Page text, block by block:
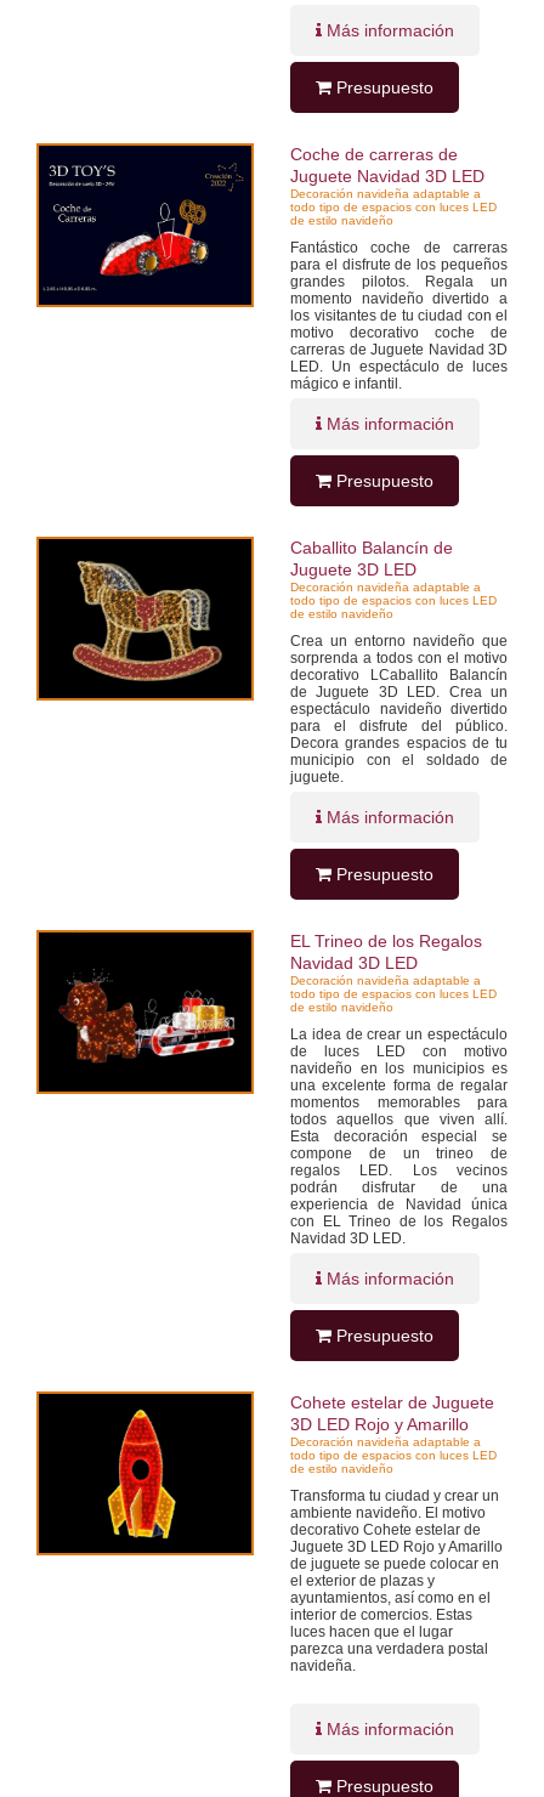
Más información
Presupuesto
Coche de carreras de
Juguete Navidad 3D LED
Decoración navideña adaptable a
todo tipo de espacios con luces LED
de estilo navideño
Fantástico coche de carreras
para el disfrute de los pequeños
grandes pilotos. Regala un
momento navideño divertido a
los visitantes de tu ciudad con el
motivo decorativo coche de
carreras de Juguete Navidad 3D
LED. Un espectáculo de luces
mágico e infantil.
Más información
Presupuesto
Caballito Balancín de
Juguete 3D LED
Decoración navideña adaptable a
todo tipo de espacios con luces LED
de estilo navideño
Crea un entorno navideño que
sorprenda a todos con el motivo
decorativo LCaballito Balancín
de Juguete 3D LED. Crea un
espectáculo navideño divertido
para el disfrute del público.
Decora grandes espacios de tu
municipio con el soldado de
juguete.
Más información
Presupuesto
EL Trineo de los Regalos
Navidad 3D LED
Decoración navideña adaptable a
todo tipo de espacios con luces LED
de estilo navideño
La idea de crear un espectáculo
de luces LED con motivo
navideño en los municipios es
una excelente forma de regalar
momentos memorables para
todos aquellos que viven allí.
Esta decoración especial se
compone de un trineo de
regalos LED. Los vecinos
podrán disfrutar de una
experiencia de Navidad única
con EL Trineo de los Regalos
Navidad 3D LED.
Más información
Presupuesto
Cohete estelar de Juguete
3D LED Rojo y Amarillo
Decoración navideña adaptable a
todo tipo de espacios con luces LED
de estilo navideño
Transforma tu ciudad y crear un
ambiente navideño. El motivo
decorativo Cohete estelar de
Juguete 3D LED Rojo y Amarillo
de juguete se puede colocar en
el exterior de plazas y
ayuntamientos, así como en el
interior de comercios. Estas
luces hacen que el lugar
parezca una verdadera postal
navideña.
Más información
Presupuesto